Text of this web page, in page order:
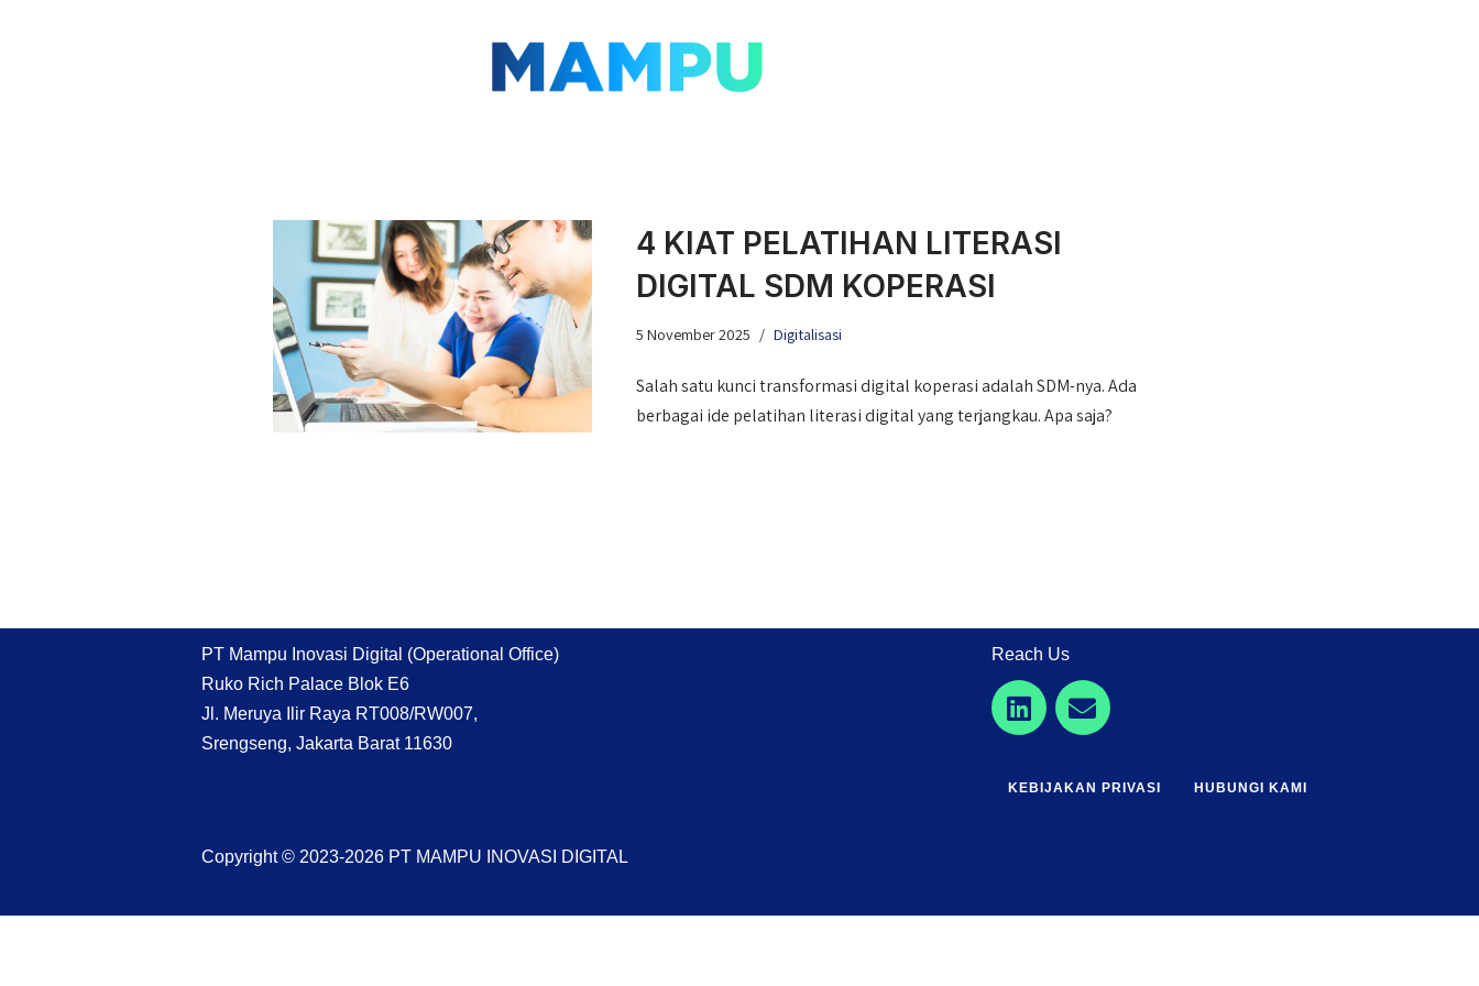
4 KIAT PELATIHAN LITERASI
DIGITAL SDM KOPERASI
5 November 2025 Digitalisasi
Salah satu kunci transformasi digital koperasi adalah SDM-nya. Ada
berbagai ide pelatihan literasi digital yang terjangkau. Apa saja?
PT Mampu Inovasi Digital (Operational Office)
Ruko Rich Palace Blok E6
Jl. Meruya Ilir Raya RT008/RW007,
Srengseng, Jakarta Barat 11630
Reach Us
KEBIJAKAN PRIVASI HUBUNGI KAMI
Copyright © 2023-2026 PT MAMPU INOVASI DIGITAL